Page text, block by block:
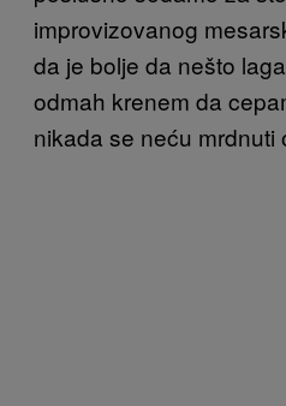
improvizovanog
da je bolje da nešto
odmah krenem da
nikada se neću mrdnuti